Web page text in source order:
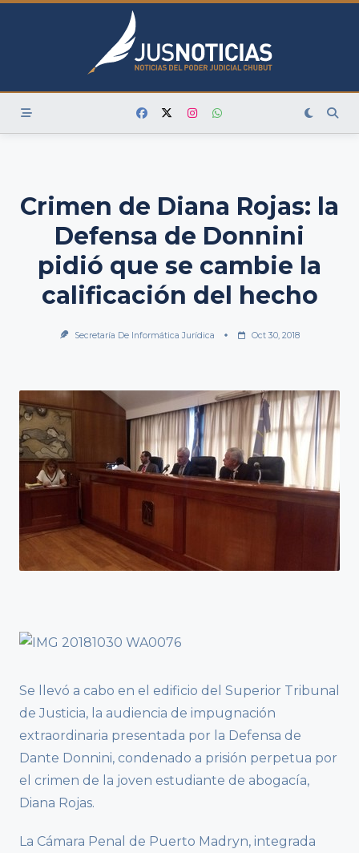
Skip
Crimen de Diana Rojas: la
Defensa de Donnini
pidió que se cambie la
calificación del hecho
Secretaría De Informática Jurídica Oct 30, 2018
Se llevó a cabo en el edificio del Superior Tribunal
de Justicia, la audiencia de impugnación
extraordinaria presentada por la Defensa de
Dante Donnini, condenado a prisión perpetua por
el crimen de la joven estudiante de abogacía,
Diana Rojas.
La Cámara Penal de Puerto Madryn, integrada